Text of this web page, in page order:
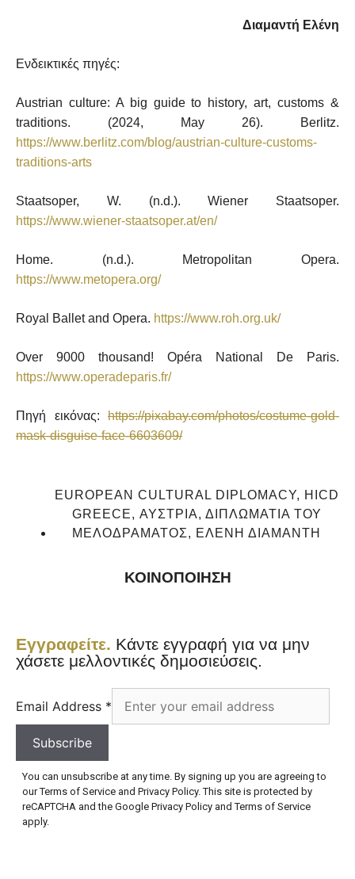
Διαμαντή Ελένη
Ενδεικτικές πηγές:
Austrian culture: A big guide to history, art, customs &
traditions. (2024, May 26). Berlitz.
https://www.berlitz.com/blog/austrian-culture-customs-
traditions-arts
Staatsoper, W. (n.d.). Wiener Staatsoper.
https://www.wiener-staatsoper.at/en/
Home. (n.d.). Metropolitan Opera.
https://www.metopera.org/
Royal Ballet and Opera. https://www.roh.org.uk/
Over 9000 thousand! Opéra National De Paris.
https://www.operadeparis.fr/
Πηγή εικόνας: https://pixabay.com/photos/costume-gold-
mask-disguise-face-6603609/
EUROPEAN CULTURAL DIPLOMACY, HICD
GREECE, ΑΥΣΤΡΊΑ, ΔΙΠΛΩΜΑΤΊΑ ΤΟΥ
ΜΕΛΟΔΡΆΜΑΤΟΣ, ΕΛΈΝΗ ΔΙΑΜΑΝΤΉ
ΚΟΙΝΟΠΟΙΗΣΗ
Εγγραφείτε. Κάντε εγγραφή για να μην
χάσετε μελλοντικές δημοσιεύσεις.
Email Address *
Subscribe
You can unsubscribe at any time. By signing up you are agreeing to
our Terms of Service and Privacy Policy. This site is protected by
reCAPTCHA and the Google Privacy Policy and Terms of Service
apply.